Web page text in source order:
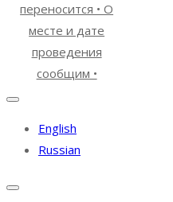
переносится • О
месте и дате
проведения
сообщим •
English
Russian